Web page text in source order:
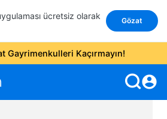
ücretsiz olarak
Gözat
Gayrimenkulleri Kaçırmayın!
account_circle